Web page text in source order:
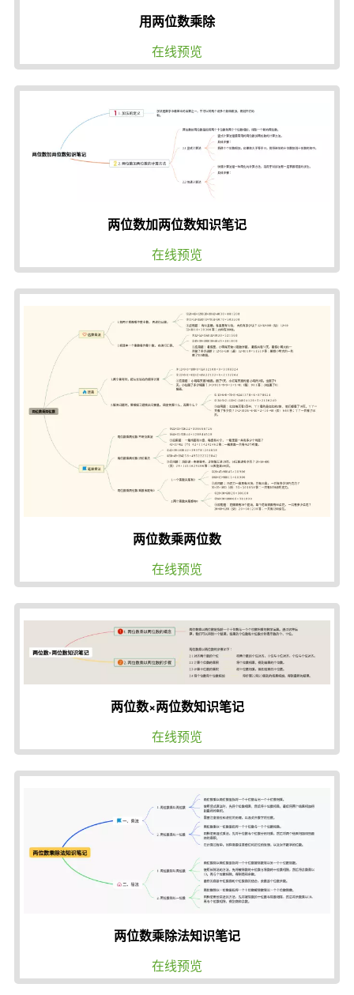
用两位数乘除
在线预览
两位数加两位数知识笔记
在线预览
两位数乘两位数
在线预览
两位数×两位数知识笔记
在线预览
两位数乘除法知识笔记
在线预览